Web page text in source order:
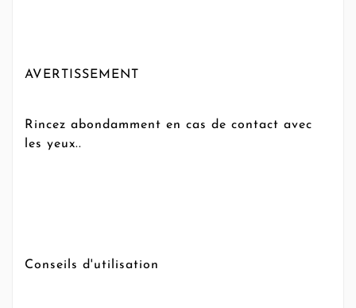
AVERTISSEMENT
Rincez abondamment en cas de contact avec
les yeux..
Conseils d'utilisation